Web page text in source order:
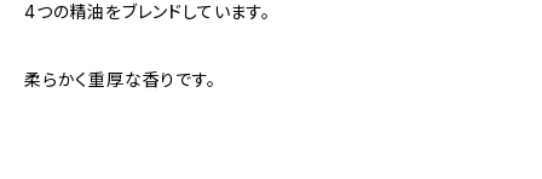
4つの精油をブレンドしています。
柔らかく重厚な香りです。